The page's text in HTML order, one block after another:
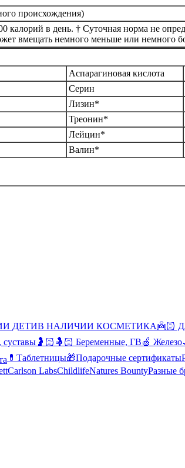
происхождения)
калорий в день. † Суточная норма не
вмещать немного меньше или немного
Аспарагиновая кислота
Серин
Лизин*
Треонин*
Лейцин*
Валин*
ДЕТИВ НАЛИЧИИ КОСМЕТИКА👼🏻
суставы 🤰🏻🤱🏻 Беременные, ГВ🍏 Железо
💊Таблетницы🎁Подарочные сертификаты
Carlson LabsChildlifeNatures BountyРазные